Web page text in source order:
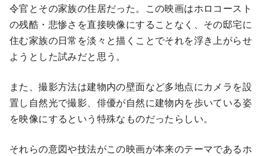
令官とその家族の住居だった。この映画はホロコースト
の残酷・悲惨さを直接映像にすることなく、その邸宅に
住む家族の日常を淡々と描くことでそれを浮き上がらせ
ようとした試みだと思う。
また、撮影方法は建物内の壁面など多地点にカメラを設
置し自然光で撮影、俳優が自然に建物内を歩いている姿
を映像にするという特殊なものだったらしい。
それらの意図や技法がこの映画が本来のテーマであるホ